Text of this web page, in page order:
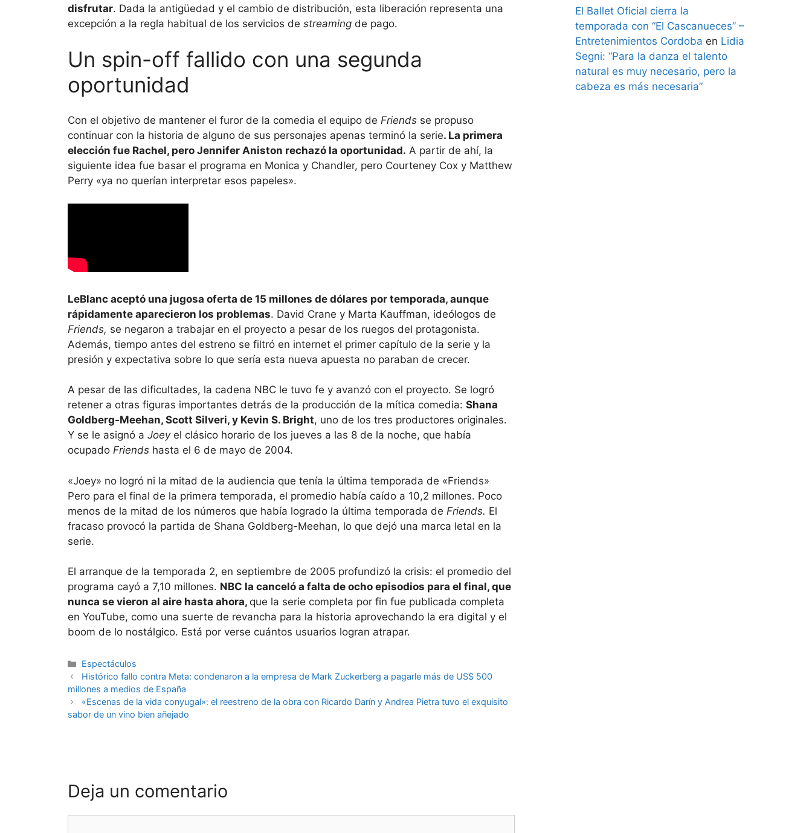
disfrutar. Dada la antigüedad y el cambio de distribución, esta liberación representa una
excepción a la regla habitual de los servicios de streaming de pago.
Un spin-off fallido con una segunda
oportunidad
Con el objetivo de mantener el furor de la comedia el equipo de Friends se propuso
continuar con la historia de alguno de sus personajes apenas terminó la serie. La primera
elección fue Rachel, pero Jennifer Aniston rechazó la oportunidad. A partir de ahí, la
siguiente idea fue basar el programa en Monica y Chandler, pero Courteney Cox y Matthew
Perry «ya no querían interpretar esos papeles».
LeBlanc aceptó una jugosa oferta de 15 millones de dólares por temporada, aunque
rápidamente aparecieron los problemas. David Crane y Marta Kauffman, ideólogos de
Friends, se negaron a trabajar en el proyecto a pesar de los ruegos del protagonista.
Además, tiempo antes del estreno se filtró en internet el primer capítulo de la serie y la
presión y expectativa sobre lo que sería esta nueva apuesta no paraban de crecer.
A pesar de las dificultades, la cadena NBC le tuvo fe y avanzó con el proyecto. Se logró
retener a otras figuras importantes detrás de la producción de la mítica comedia: Shana
Goldberg-Meehan, Scott Silveri, y Kevin S. Bright, uno de los tres productores originales.
Y se le asignó a Joey el clásico horario de los jueves a las 8 de la noche, que había
ocupado Friends hasta el 6 de mayo de 2004.
«Joey» no logró ni la mitad de la audiencia que tenía la última temporada de «Friends»
Pero para el final de la primera temporada, el promedio había caído a 10,2 millones. Poco
menos de la mitad de los números que había logrado la última temporada de Friends. El
fracaso provocó la partida de Shana Goldberg-Meehan, lo que dejó una marca letal en la
serie.
El arranque de la temporada 2, en septiembre de 2005 profundizó la crisis: el promedio del
programa cayó a 7,10 millones. NBC la canceló a falta de ocho episodios para el final, que
nunca se vieron al aire hasta ahora, que la serie completa por fin fue publicada completa
en YouTube, como una suerte de revancha para la historia aprovechando la era digital y el
boom de lo nostálgico. Está por verse cuántos usuarios logran atrapar.
Espectáculos
Histórico fallo contra Meta: condenaron a la empresa de Mark Zuckerberg a pagarle más de US$ 500
millones a medios de España
«Escenas de la vida conyugal»: el reestreno de la obra con Ricardo Darín y Andrea Pietra tuvo el exquisito
sabor de un vino bien añejado
Deja un comentario
El Ballet Oficial cierra la
temporada con “El Cascanueces” –
Entretenimientos Cordoba en Lidia
Segni: “Para la danza el talento
natural es muy necesario, pero la
cabeza es más necesaria”